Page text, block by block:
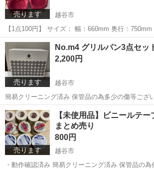
売ります 越谷市
【1点100円】 サイズ： 幅：660mm 奥行：750mm 高さ：935mm 座面
高 : 335mm 簡易クリーニング済み 中には座面破けやボタンの取れて
いる物がございます。 ◎基本的には、...
埼玉 越谷市 杉戸町
売ります
No.m4 グリルパン3点セッ
2,200円
越谷市
簡易クリーニング済み 保管品の為多少の傷等ござ
麗な商品です。 ◎基本的には、写真でのご判断でお願いします。 中古
品となりますので、気になる点は、必ずご質問く
ャンセル返品はお受けできま...
埼玉 越谷市 キッチン家電
売ります
【未使用品】ビニールテ
まとめ売り
800円
越谷市
・動作確認済み 簡易クリーニング済み 保管品の為傷等ございます ◎